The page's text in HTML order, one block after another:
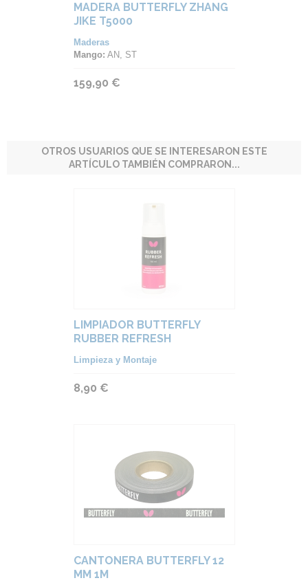
MADERA BUTTERFLY ZHANG
JIKE T5000
Maderas
Mango: AN, ST
159,90 €
OTROS USUARIOS QUE SE INTERESARON ESTE
ARTÍCULO TAMBIÉN COMPRARON...
LIMPIADOR BUTTERFLY
RUBBER REFRESH
Limpieza y Montaje
8,90 €
CANTONERA BUTTERFLY 12
MM 1M